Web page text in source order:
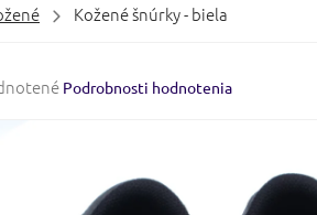
Kožené šnúrky - biela
Podrobnosti hodnotenia